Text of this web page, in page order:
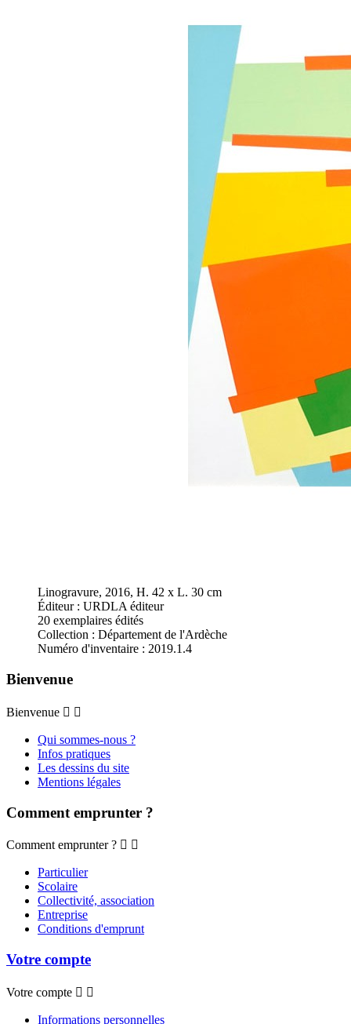
Linogravure, 2016, H. 42 x L. 30 cm
Éditeur : URDLA éditeur
20 exemplaires édités
Collection : Département de l'Ardèche
Numéro d'inventaire : 2019.1.4
Bienvenue
Bienvenue  
Qui sommes-nous ?
Infos pratiques
Les dessins du site
Mentions légales
Comment emprunter ?
Comment emprunter ?  
Particulier
Scolaire
Collectivité, association
Entreprise
Conditions d'emprunt
Votre compte
Votre compte  
Informations personnelles